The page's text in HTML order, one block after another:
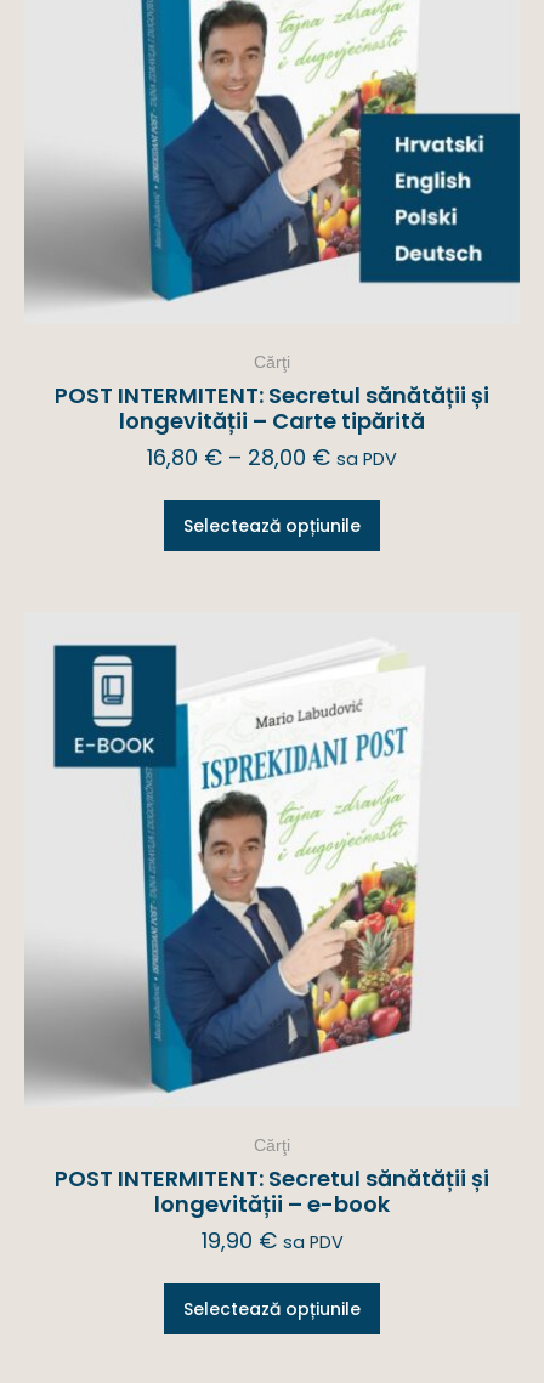
Cărţi
POST INTERMITENT: Secretul sănătății și
longevității – Carte tipărită
16,80 € – 28,00 € sa PDV
Selectează opțiunile
Cărţi
POST INTERMITENT: Secretul sănătății și
longevității – e-book
19,90 € sa PDV
Selectează opțiunile